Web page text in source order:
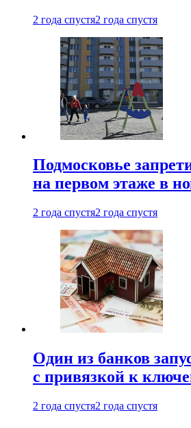
2 года спустя2 года спустя
Подмосковье
на первом этаже в
2 года спустя2 года спустя
Один из банков
с привязкой к
2 года спустя2 года спустя